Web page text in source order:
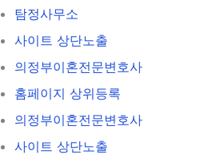
탐정사무소
사이트 상단노출
의정부이혼전문변호사
홈페이지 상위등록
의정부이혼전문변호사
사이트 상단노출